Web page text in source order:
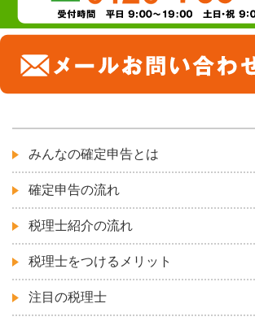
みんなの確定申告とは
確定申告の流れ
税理士紹介の流れ
税理士をつけるメリット
注目の税理士